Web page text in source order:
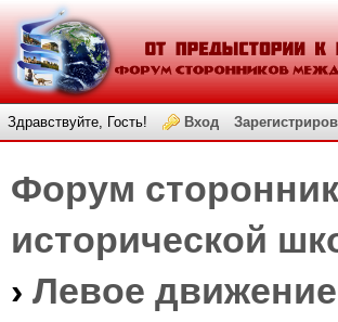
Здравствуйте, Гость! Вход
Форум
исторической
› Левое